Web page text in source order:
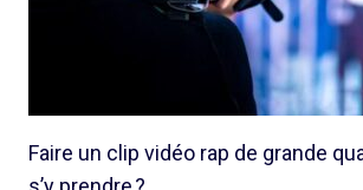
Faire un clip vidéo rap de grande